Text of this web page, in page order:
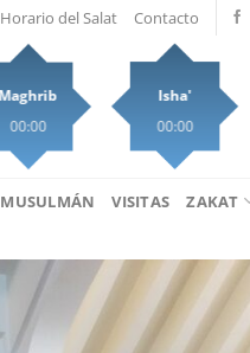
Horario del Salat Contacto
Maghrib
00:00
Isha'
00:00
MUSULMÁN VISITAS ZAKAT